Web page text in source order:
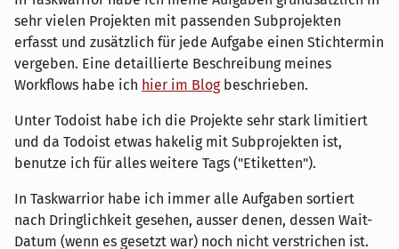
sehr vielen Projekten mit passenden Subprojekten
erfasst und zusätzlich für jede Aufgabe einen Stichtermin
vergeben. Eine detaillierte Beschreibung meines
Workflows habe ich hier im Blogbeschrieben.
Unter Todoist habe ich die Projekte sehr stark limitiert
und da Todoist etwas hakelig mit Subprojekten ist,
benutze ich für alles weitere Tags ("Etiketten").
In Taskwarrior habe ich immer alle Aufgaben sortiert
nach Dringlichkeit gesehen, ausser denen, dessen Wait-
Datum (wenn es gesetzt war) noch nicht verstrichen ist.